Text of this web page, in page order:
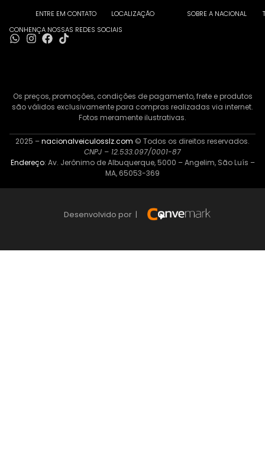
ENTRE EM CONTATO LOCALIZAÇÃO SOBRE A NACIONAL
CONHENÇA NOSSAS REDES SOCIAIS
Os preços, promoções, condições de pagamento, frete e produtos
são válidos exclusivamente para compras realizadas via internet.
Fotos meramente ilustrativas.
2025 –nacionalveiculosslz.com © Todos os direitos reservados.
CNPJ – 12.533.097/0001-87
Endereço: Av. Jerônimo de Albuquerque, 5000 – Angelim, São Luís –
MA, 65053-369
Desenvolvido por |